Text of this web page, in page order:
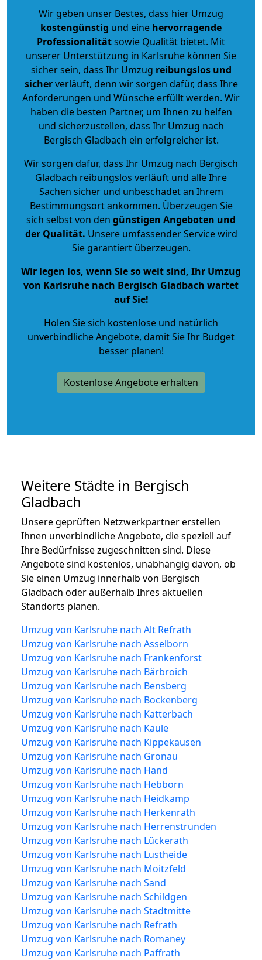
Wir geben unser Bestes, dass hier Umzug
kostengünstig und eine hervorragende
Professionalitätsowie Qualität bietet. Mit
unserer Unterstützung in Karlsruhe können Sie
sicher sein, dass Ihr Umzug reibungslos und
sicherverläuft, denn wir sorgen dafür, dass Ihre
Anforderungen und Wünsche erfüllt werden. Wir
haben die besten Partner, um Ihnen zu helfen
und sicherzustellen, dass Ihr Umzug nach
Bergisch Gladbach ein erfolgreicher ist.
Wir sorgen dafür, dass Ihr Umzug nach Bergisch
Gladbach reibungslos verläuft und alle Ihre
Sachen sicher und unbeschadet an Ihrem
Bestimmungsort ankommen. Überzeugen Sie
sich selbst von den günstigen Angeboten und
der Qualität. Unsere umfassender Service wird
Sie garantiert überzeugen.
Wir legen los, wenn Sie so weit sind, Ihr Umzug
von Karlsruhe nach Bergisch Gladbach wartet
auf Sie!
Holen Sie sich kostenlose und natürlich
unverbindliche Angebote, damit Sie Ihr Budget
besser planen!
Kostenlose Angebote erhalten
Weitere Städte in Bergisch
Gladbach
Unsere geprüften Netzwerkpartner erstellen
Ihnen unverbindliche Angebote, die speziell auf
Ihre Bedürfnisse zugeschnitten sind. Diese
Angebote sind kostenlos, unabhängig davon, ob
Sie einen Umzug innerhalb von Bergisch
Gladbach oder außerhalb Ihres aktuellen
Standorts planen.
Umzug von Karlsruhe nach Alt Refrath
Umzug von Karlsruhe nach Asselborn
Umzug von Karlsruhe nach Frankenforst
Umzug von Karlsruhe nach Bärbroich
Umzug von Karlsruhe nach Bensberg
Umzug von Karlsruhe nach Bockenberg
Umzug von Karlsruhe nach Katterbach
Umzug von Karlsruhe nach Kaule
Umzug von Karlsruhe nach Kippekausen
Umzug von Karlsruhe nach Gronau
Umzug von Karlsruhe nach Hand
Umzug von Karlsruhe nach Hebborn
Umzug von Karlsruhe nach Heidkamp
Umzug von Karlsruhe nach Herkenrath
Umzug von Karlsruhe nach Herrenstrunden
Umzug von Karlsruhe nach Lückerath
Umzug von Karlsruhe nach Lustheide
Umzug von Karlsruhe nach Moitzfeld
Umzug von Karlsruhe nach Sand
Umzug von Karlsruhe nach Schildgen
Umzug von Karlsruhe nach Stadtmitte
Umzug von Karlsruhe nach Refrath
Umzug von Karlsruhe nach Romaney
Umzug von Karlsruhe nach Paffrath